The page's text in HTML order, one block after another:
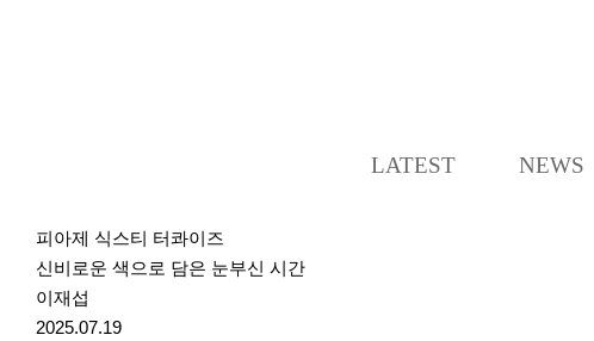
LATEST NEWS
피아제 식스티 터콰이즈
신비로운 색으로 담은 눈부신 시간
이재섭
2025.07.19